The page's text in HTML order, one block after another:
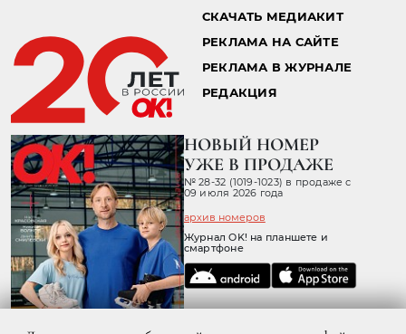
СКАЧАТЬ МЕДИАКИТ
РЕКЛАМА НА САЙТЕ
РЕКЛАМА В ЖУРНАЛЕ
РЕДАКЦИЯ
НОВЫЙ НОМЕР
УЖЕ В ПРОДАЖЕ
№ 28-32 (1019-1023) в продаже с
09 июля 2026 года
архив номеров
Журнал OK! на планшете и
смартфоне